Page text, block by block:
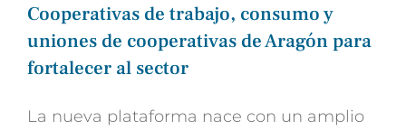
Cooperativas de trabajo, consumo y
uniones de cooperativas de Aragón para
fortalecer al sector
La nueva plataforma nace con un amplio